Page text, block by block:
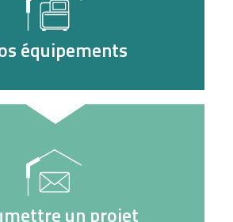
équipements
un projet